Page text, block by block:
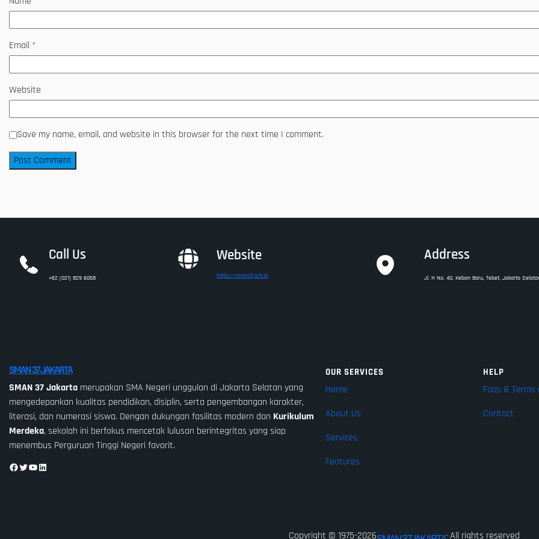
Email *
Website
Save my name, email, and website in this browser for the next time I comment.
Call Us
+62 (021) 829 6058
Website
https://sman37.sch.id
Address
Jl. H No. 40, Kebon Baru, Tebet, Jakarta
SMAN 37 JAKARTA
SMAN 37 Jakarta merupakan SMA Negeri unggulan di Jakarta Selatan yang
mengedepankan kualitas pendidikan, disiplin, serta pengembangan karakter,
literasi, dan numerasi siswa. Dengan dukungan fasilitas modern dan Kurikulum
Merdeka, sekolah ini berfokus mencetak lulusan berintegritas yang siap
menembus Perguruan Tinggi Negeri favorit.
Facebook Twitter YouTube LinkedIn
OUR SERVICES
Home
About Us
Services
Features
HELP
Faqs &
Contact
Copyright © 1975-2026 · All rights reserved